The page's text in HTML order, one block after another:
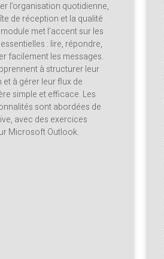
l’organisation quotidienne,
de réception et la qualité
met l’accent sur les
: lire, répondre,
facilement les messages.
à structurer leur
à gérer leur flux de
simple et efficace. Les
sont abordées de
avec des exercices
Microsoft Outlook.